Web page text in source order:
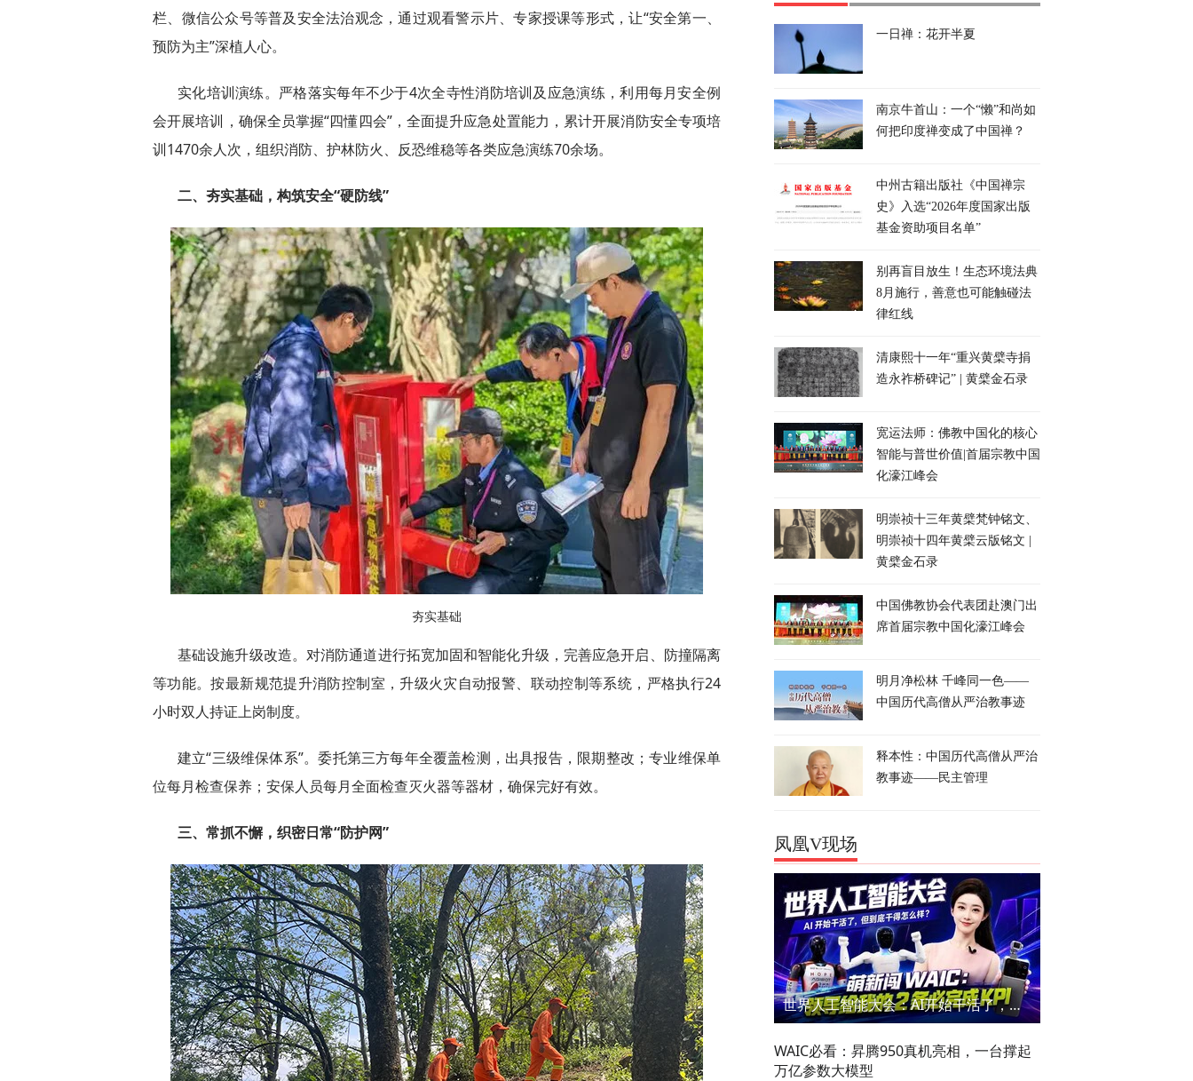
栏、微信公众号等普及安全法治观念，通过观看警示片、专家授课等形式，让“安全第一、
预防为主”深植人心。
实化培训演练。严格落实每年不少于4次全寺性消防培训及应急演练，利用每月安全例
会开展培训，确保全员掌握“四懂四会”，全面提升应急处置能力，累计开展消防安全专项培
训1470余人次，组织消防、护林防火、反恐维稳等各类应急演练70余场。
二、夯实基础，构筑安全“硬防线”
夯实基础
基础设施升级改造。对消防通道进行拓宽加固和智能化升级，完善应急开启、防撞隔离
等功能。按最新规范提升消防控制室，升级火灾自动报警、联动控制等系统，严格执行24
小时双人持证上岗制度。
建立“三级维保体系”。委托第三方每年全覆盖检测，出具报告，限期整改；专业维保单
位每月检查保养；安保人员每月全面检查灭火器等器材，确保完好有效。
三、常抓不懈，织密日常“防护网”
一日禅：花开半夏
南京牛首山：一个“懒”和尚如
何把印度禅变成了中国禅？
中州古籍出版社《中国禅宗
史》入选“2026年度国家出版
基金资助项目名单”
别再盲目放生！生态环境法典
8月施行，善意也可能触碰法
律红线
清康熙十一年“重兴黄檗寺捐
造永祚桥碑记” | 黄檗金石录
宽运法师：佛教中国化的核心
智能与普世价值|首届宗教中国
化濠江峰会
明崇祯十三年黄檗梵钟铭文、
明崇祯十四年黄檗云版铭文 |
黄檗金石录
中国佛教协会代表团赴澳门出
席首届宗教中国化濠江峰会
明月净松林 千峰同一色——
中国历代高僧从严治教事迹
释本性：中国历代高僧从严治
教事迹——民主管理
凤凰V现场
世界人工智能大会：AI开始干活了，但到底干的怎么样？萌新闯WAIC
WAIC必看：昇腾950真机亮相，一台撑起
万亿参数大模型